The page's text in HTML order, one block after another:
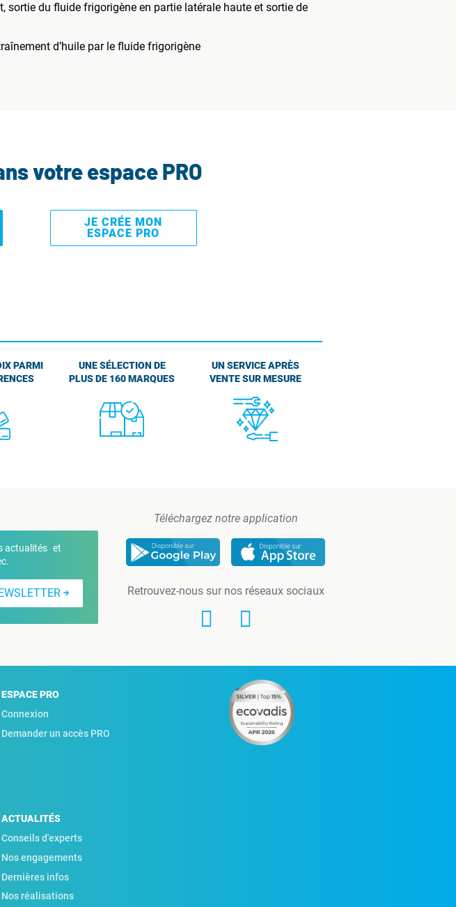
sortie du fluide frigorigène en partie latérale haute et sortie de
d’huile par le fluide frigorigène
votre espace PRO
JE CRÉE MON
ESPACE PRO
PARMI
UNE SÉLECTION DE
PLUS DE 160 MARQUES
UN SERVICE APRÈS
VENTE SUR MESURE
actualités et
Téléchargez notre application
Retrouvez-nous sur nos réseaux sociaux
ESPACE PRO
Connexion
Demander un accès PRO
ACTUALITÉS
Conseils d'experts
Nos engagements
Dernières infos
Nos réalisations